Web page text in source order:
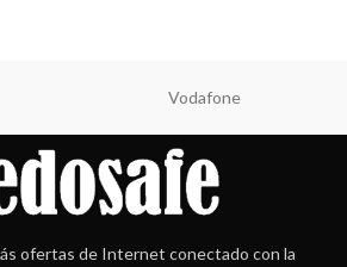
Vodafone
ofertas de Internet conectado con la